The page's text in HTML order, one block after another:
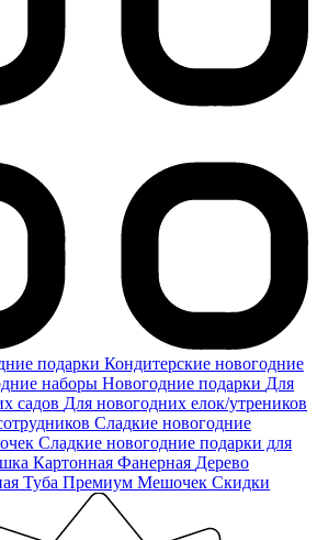
подарки Кондитерские новогодние
наборы Новогодние подарки Для
садов Для новогодних елок/утреников
Сладкие новогодние
Сладкие новогодние подарки для
Картонная Фанерная Дерево
Туба Премиум Мешочек Скидки